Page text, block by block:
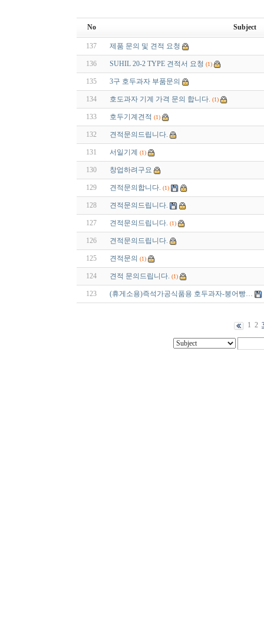
No Subject
137 제품 문의 및 견적 요청
136 SUHIL 20-2 TYPE 견적서 요청 (1)
135 3구 호두과자 부품문의
134 호도과자 기계 가격 문의 합니다. (1)
133 호두기계견적 (1)
132 견적문의드립니다.
131 서일기계 (1)
130 창업하려구요
129 견적문의합니다. (1)
128 견적문의드립니다.
127 견적문의드립니다. (1)
126 견적문의드립니다.
125 견적문의 (1)
124 견적 문의드립니다. (1)
123 (휴게소용)즉석가공식품용 호두과자-붕어빵…
1 2